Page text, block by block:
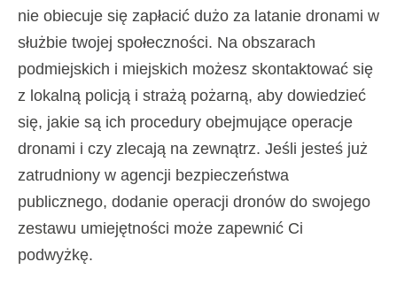
nie obiecuje się zapłacić dużo za latanie dronami w
służbie twojej społeczności. Na obszarach
podmiejskich i miejskich możesz skontaktować się
z lokalną policją i strażą pożarną, aby dowiedzieć
się, jakie są ich procedury obejmujące operacje
dronami i czy zlecają na zewnątrz. Jeśli jesteś już
zatrudniony w agencji bezpieczeństwa
publicznego, dodanie operacji dronów do swojego
zestawu umiejętności może zapewnić Ci
podwyżkę.